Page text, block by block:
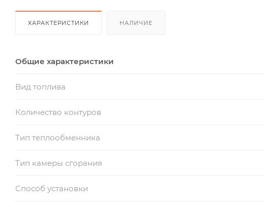
ХАРАКТЕРИСТИКИ НАЛИЧИЕ
Общие характеристики
Вид топлива
Количество контуров
Тип теплообменника
Тип камеры сгорания
Способ установки